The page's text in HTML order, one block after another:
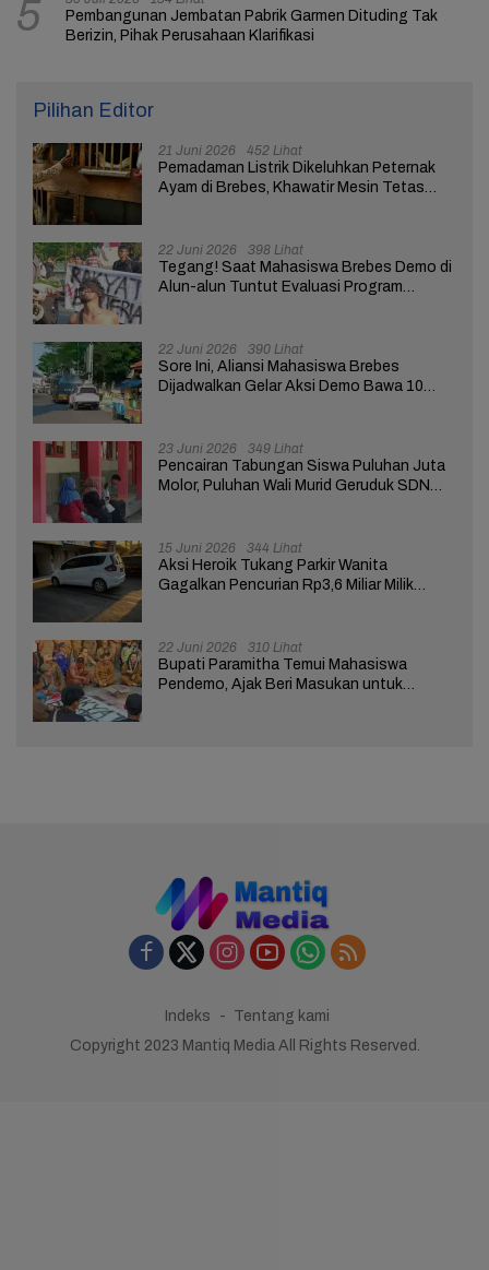
5
Pembangunan Jembatan Pabrik Garmen Dituding Tak
Berizin, Pihak Perusahaan Klarifikasi
Pilihan Editor
21 Juni 2026 452 Lihat
Pemadaman Listrik Dikeluhkan Peternak
Ayam di Brebes, Khawatir Mesin Tetas
22 Juni 2026 398 Lihat
Tegang! Saat Mahasiswa Brebes Demo di
Alun-alun Tuntut Evaluasi Program
22 Juni 2026 390 Lihat
Sore Ini, Aliansi Mahasiswa Brebes
Dijadwalkan Gelar Aksi Demo Bawa 10
23 Juni 2026 349 Lihat
Pencairan Tabungan Siswa Puluhan Juta
Molor, Puluhan Wali Murid Geruduk SDN
15 Juni 2026 344 Lihat
Aksi Heroik Tukang Parkir Wanita
Gagalkan Pencurian Rp3,6 Miliar Milik
22 Juni 2026 310 Lihat
Bupati Paramitha Temui Mahasiswa
Pendemo, Ajak Beri Masukan untuk
Indeks
Tentang kami
Copyright 2023 Mantiq Media All Rights Reserved.